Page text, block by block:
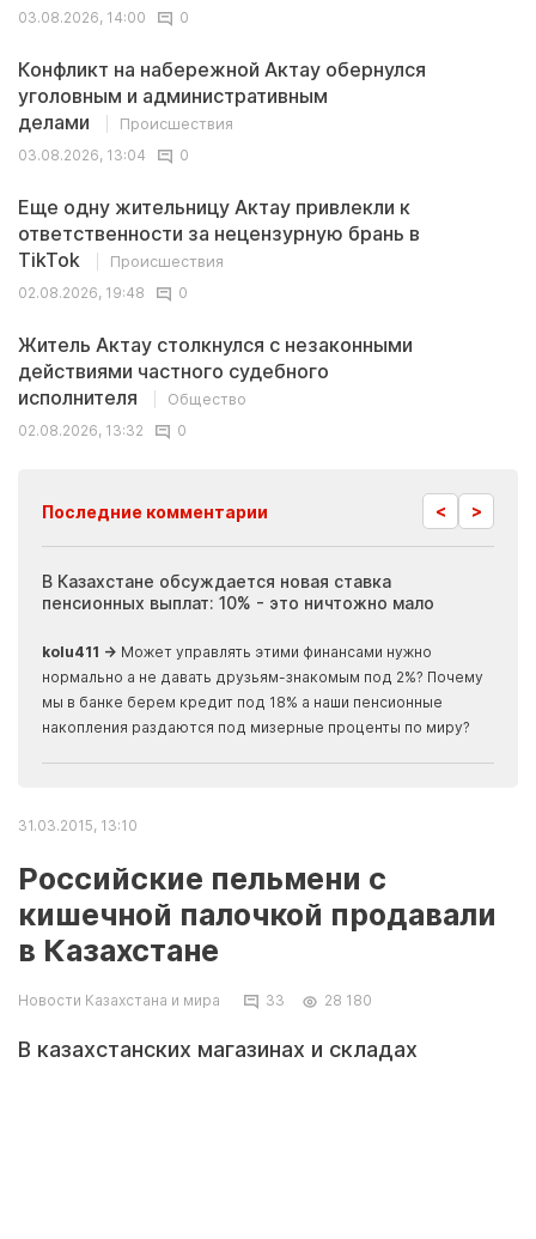
03.08.2026, 14:00
0
Конфликт на набережной Актау обернулся
уголовным и административным
делами
Происшествия
03.08.2026, 13:04
0
Еще одну жительницу Актау привлекли к
ответственности за нецензурную брань в
TikTok
Происшествия
02.08.2026, 19:48
0
Житель Актау столкнулся с незаконными
действиями частного судебного
исполнителя
Общество
02.08.2026, 13:32
0
Последние комментарии < >
В Казахстане обсуждается новая ставка
пенсионных выплат: 10% - это ничтожно мало
kolu411 → Может управлять этими финансами нужно
нормально а не давать друзьям-знакомым под 2%? Почему
мы в банке берем кредит под 18% а наши пенсионные
накопления раздаются под мизерные проценты по миру?
31.03.2015, 13:10
Российские пельмени с
кишечной палочкой продавали
в Казахстане
Новости Казахстана и мира 33 28 180
В казахстанских магазинах и складах